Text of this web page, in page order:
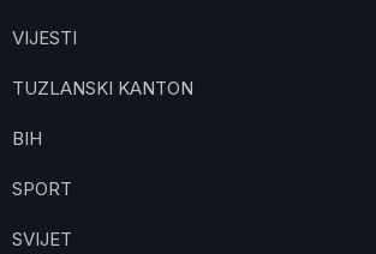
VIJESTI
TUZLANSKI KANTON
BIH
SPORT
SVIJET